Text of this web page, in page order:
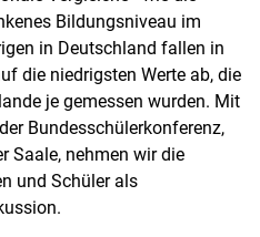
Bildungsniveau im
in Deutschland fallen in
die niedrigsten Werte ab, die
je gemessen wurden. Mit
Bundesschülerkonferenz,
Saale, nehmen wir die
und Schüler als